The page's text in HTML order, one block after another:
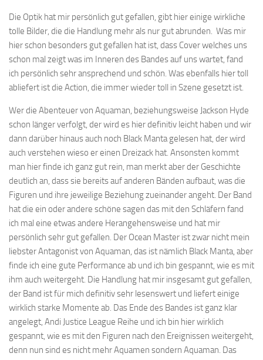
Die Optik hat mir persönlich gut gefallen, gibt hier einige wirkliche
tolle Bilder, die die Handlung mehr als nur gut abrunden. Was mir
hier schon besonders gut gefallen hat ist, dass Cover welches uns
schon mal zeigt was im Inneren des Bandes auf uns wartet, fand
ich persönlich sehr ansprechend und schön. Was ebenfalls hier toll
abliefert ist die Action, die immer wieder toll in Szene gesetzt ist.
Wer die Abenteuer von Aquaman, beziehungsweise Jackson Hyde
schon länger verfolgt, der wird es hier definitiv leicht haben und wir
dann darüber hinaus auch noch Black Manta gelesen hat, der wird
auch verstehen wieso er einen Dreizack hat. Ansonsten kommt
man hier finde ich ganz gut rein, man merkt aber der Geschichte
deutlich an, dass sie bereits auf anderen Bänden aufbaut, was die
Figuren und ihre jeweilige Beziehung zueinander angeht. Der Band
hat die ein oder andere schöne sagen das mit den Schläfern fand
ich mal eine etwas andere Herangehensweise und hat mir
persönlich sehr gut gefallen. Der Ocean Master ist zwar nicht mein
liebster Antagonist von Aquaman, das ist nämlich Black Manta, aber
finde ich eine gute Performance ab und ich bin gespannt, wie es mit
ihm auch weitergeht. Die Handlung hat mir insgesamt gut gefallen,
der Band ist für mich definitiv sehr lesenswert und liefert einige
wirklich starke Momente ab. Das Ende des Bandes ist ganz klar
angelegt, Andi Justice League Reihe und ich bin hier wirklich
gespannt, wie es mit den Figuren nach den Ereignissen weitergeht,
denn nun sind es nicht mehr Aquamen sondern Aquaman. Das